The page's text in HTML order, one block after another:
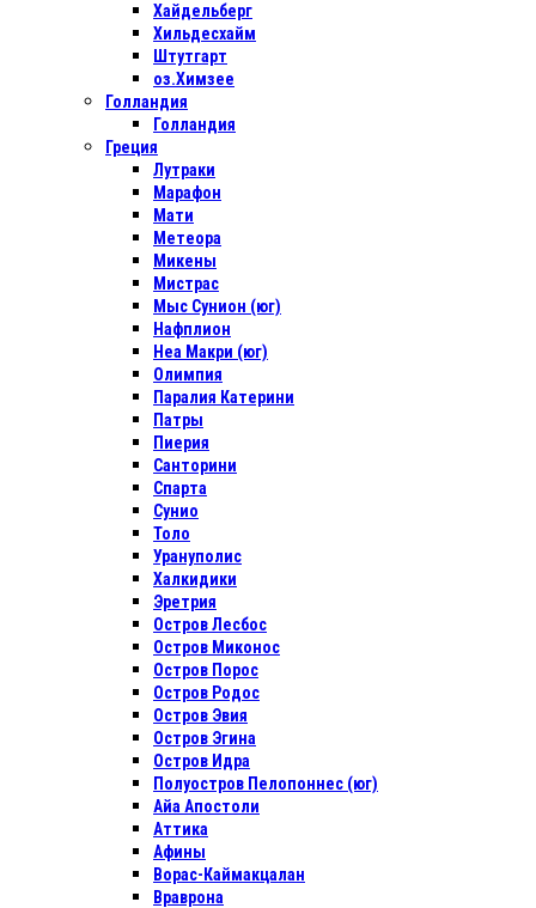
Хайдельберг
Хильдесхайм
Штутгарт
оз.Химзее
Голландия
Голландия
Греция
Лутраки
Марафон
Мати
Метеора
Микены
Мистрас
Мыс Сунион (юг)
Нафплион
Неа Макри (юг)
Олимпия
Паралия Катерини
Патры
Пиерия
Санторини
Спарта
Сунио
Толо
Урануполис
Халкидики
Эретрия
Остров Лесбос
Остров Миконос
Остров Порос
Остров Родос
Остров Эвия
Остров Эгина
Остров Идра
Полуостров Пелопоннес (юг)
Айа Апостоли
Аттика
Афины
Ворас-Каймакцалан
Враврона